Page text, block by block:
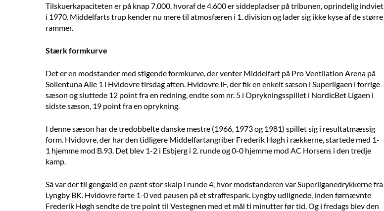
Tilskuerkapaciteten er på knap 7.000, hvoraf de 4.600 er siddepladser på tribunen, oprindelig indviet
i 1970. Middelfarts trup kender nu mere til atmosfæren i 1. division og lader sig ikke kyse af de større
rammer.
Stærk formkurve
Det er en modstander med stigende formkurve, der venter Middelfart på Pro Ventilation Arena på
Sollentuna Alle 1 i Hvidovre tirsdag aften. Hvidovre IF, der fik en enkelt sæson i Superligaen i forrige
sæson og sluttede 12 point fra en redning, endte som nr. 5 i Oprykningsspillet i NordicBet Ligaen i
sidste sæson, 19 point fra en oprykning.
I denne sæson har de tredobbelte danske mestre (1966, 1973 og 1981) spillet sig i resultatmæssig
form. Hvidovre, der har den tidligere Middelfartangriber Frederik Høgh i rækkerne, startede med 1-
1 hjemme mod B.93. Det blev 1-2 i Esbjerg i 2. runde og 0-0 hjemme mod AC Horsens i den tredje
kamp.
Så var der til gengæld en pænt stor skalp i runde 4, hvor modstanderen var Superliganedrykkerne fra
Lyngby BK. Hvidovre førte 1-0 ved pausen på et straffespark. Lyngby udlignede, inden førnævnte
Frederik Høgh sendte de tre point til Vestegnen med et mål ti minutter før tid. Og i fredags blev den